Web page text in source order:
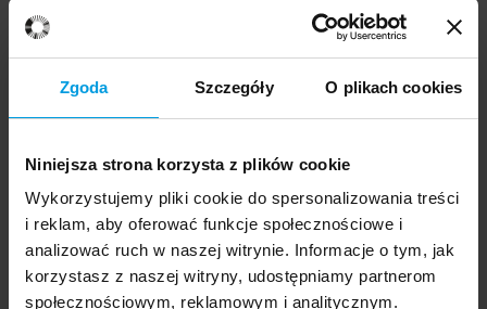
Zgoda Szczegóły O plikach cookies
Niniejsza strona korzysta z plików cookie
Wykorzystujemy pliki cookie do spersonalizowania treści
i reklam, aby oferować funkcje społecznościowe i
analizować ruch w naszej witrynie. Informacje o tym, jak
korzystasz z naszej witryny, udostępniamy partnerom
społecznościowym, reklamowym i analitycznym.
dr Anna Warso
Szukasz eksperta
Wybierz temat
Ekspert
Wybierz formę kontaktu
udzielenie wywiadu
komentarz do artykułu
udział w audycji radiowej na żywo
udział w nagraniu audycji radiowej
udział w audycji telewizyjnej na żywo